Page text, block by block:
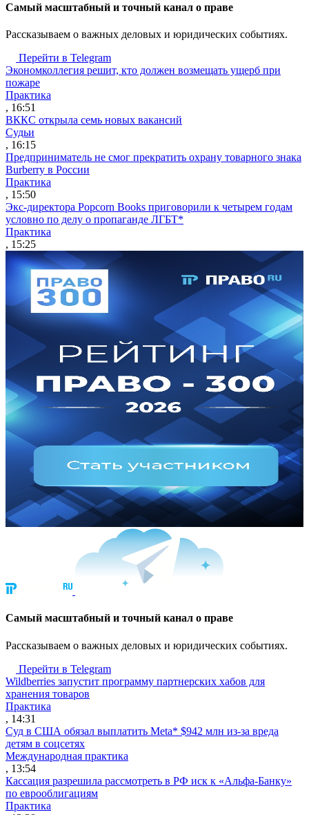
Cамый масштабный и точный канал о праве
Рассказываем о важных деловых и юридических событиях.
Перейти в Telegram
Экономколлегия решит, кто должен возмещать ущерб при
пожаре
Практика
, 16:51
ВККС открыла семь новых вакансий
Судьи
, 16:15
Предприниматель не смог прекратить охрану товарного знака
Burberry в России
Практика
, 15:50
Экс-директора Popcorn Books приговорили к четырем годам
условно по делу о пропаганде ЛГБТ*
Практика
, 15:25
Cамый масштабный и точный канал о праве
Рассказываем о важных деловых и юридических событиях.
Перейти в Telegram
Wildberries запустит программу партнерских хабов для
хранения товаров
Практика
, 14:31
Суд в США обязал выплатить Meta* $942 млн из-за вреда
детям в соцсетях
Международная практика
, 13:54
Кассация разрешила рассмотреть в РФ иск к «Альфа-Банку»
по еврооблигациям
Практика